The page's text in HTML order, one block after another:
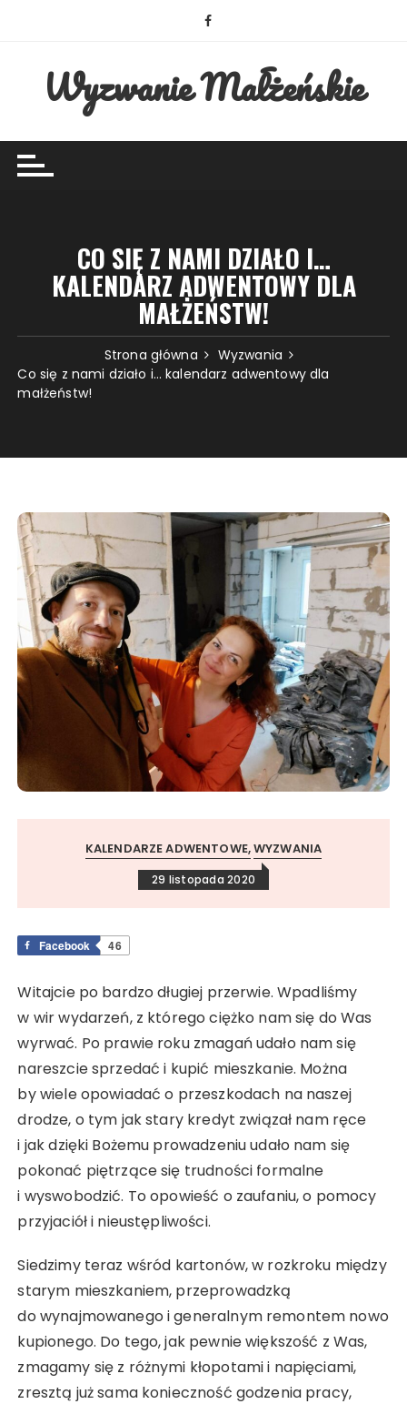
Wyzwanie Małżeńskie
CO SIĘ Z NAMI DZIAŁO I…
KALENDARZ ADWENTOWY DLA
MAŁŻEŃSTW!
Strona główna
Wyzwania
Co się z nami działo i… kalendarz adwentowy dla
małżeństw!
KALENDARZE ADWENTOWE WYZWANIA
29 listopada 2020
Facebook 46
Witajcie po bardzo długiej przerwie. Wpadliśmy
w wir wydarzeń, z którego ciężko nam się do Was
wyrwać. Po prawie roku zmagań udało nam się
nareszcie sprzedać i kupić mieszkanie. Można
by wiele opowiadać o przeszkodach na naszej
drodze, o tym jak stary kredyt związał nam ręce
i jak dzięki Bożemu prowadzeniu udało nam się
pokonać piętrzące się trudności formalne
i wyswobodzić. To opowieść o zaufaniu, o pomocy
przyjaciół i nieustępliwości.
Siedzimy teraz wśród kartonów, w rozkroku między
starym mieszkaniem, przeprowadzką
do wynajmowanego i generalnym remontem nowo
kupionego. Do tego, jak pewnie większość z Was,
zmagamy się z różnymi kłopotami i napięciami,
zresztą już sama konieczność godzenia pracy,